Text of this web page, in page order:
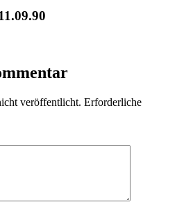
veröffentlicht. Erforderliche